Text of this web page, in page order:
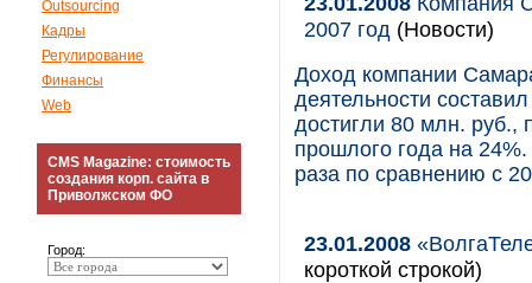
Outsourcing
Кадры
Регулирование
Финансы
Web
CMS Magazine: стоимость
создания корп. сайта в
Приволжском ФО
Город:
2007 год (Новости)
Доход компании
деятельности
достигли 80 млн. руб.,
прошлого года на
раза по сравнению с
23.01.2008
короткой строкой)